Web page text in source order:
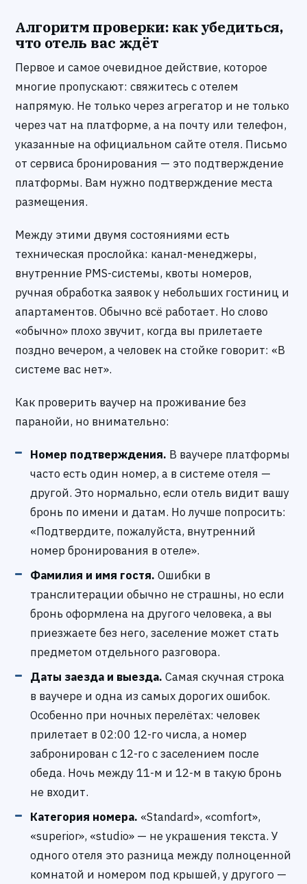
Алгоритм проверки: как убедиться,
что отель вас ждёт
Первое и самое очевидное действие, которое
многие пропускают: свяжитесь с отелем
напрямую. Не только через агрегатор и не только
через чат на платформе, а на почту или телефон,
указанные на официальном сайте отеля. Письмо
от сервиса бронирования — это подтверждение
платформы. Вам нужно подтверждение места
размещения.
Между этими двумя состояниями есть
техническая прослойка: канал-менеджеры,
внутренние PMS-системы, квоты номеров,
ручная обработка заявок у небольших гостиниц и
апартаментов. Обычно всё работает. Но слово
«обычно» плохо звучит, когда вы прилетаете
поздно вечером, а человек на стойке говорит: «В
системе вас нет».
Как проверить ваучер на проживание без
паранойи, но внимательно:
Номер подтверждения. В ваучере платформы
часто есть один номер, а в системе отеля —
другой. Это нормально, если отель видит вашу
бронь по имени и датам. Но лучше попросить:
«Подтвердите, пожалуйста, внутренний
номер бронирования в отеле».
Фамилия и имя гостя. Ошибки в
транслитерации обычно не страшны, но если
бронь оформлена на другого человека, а вы
приезжаете без него, заселение может стать
предметом отдельного разговора.
Даты заезда и выезда. Самая скучная строка
в ваучере и одна из самых дорогих ошибок.
Особенно при ночных перелётах: человек
прилетает в 02:00 12-го числа, а номер
забронирован с 12-го с заселением после
обеда. Ночь между 11-м и 12-м в такую бронь
не входит.
Категория номера. «Standard», «comfort»,
«superior», «studio» — не украшения текста. У
одного отеля это разница между полноценной
комнатой и номером под крышей, у другого —